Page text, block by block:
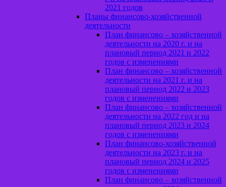
2021 годов
Планы финансово-хозяйственной
деятельности
План финансово – хозяйственной
деятельности на 2020 г. и на
плановый период 2021 и 2022
годов с изменениями
План финансово – хозяйственной
деятельности на 2021 г. и на
плановый период 2022 и 2023
годов с изменениями
План финансово – хозяйственной
деятельности на 2022 год и на
плановый период 2023 и 2024
годов с изменениями
План финансово-хозяйственной
деятельности на 2023 г. и на
плановый период 2024 и 2025
годов с изменениями
План финансово – хозяйственной